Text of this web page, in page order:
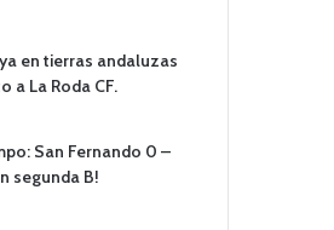
en tierras andaluzas
a La Roda CF.
San Fernando 0 –
segunda B!